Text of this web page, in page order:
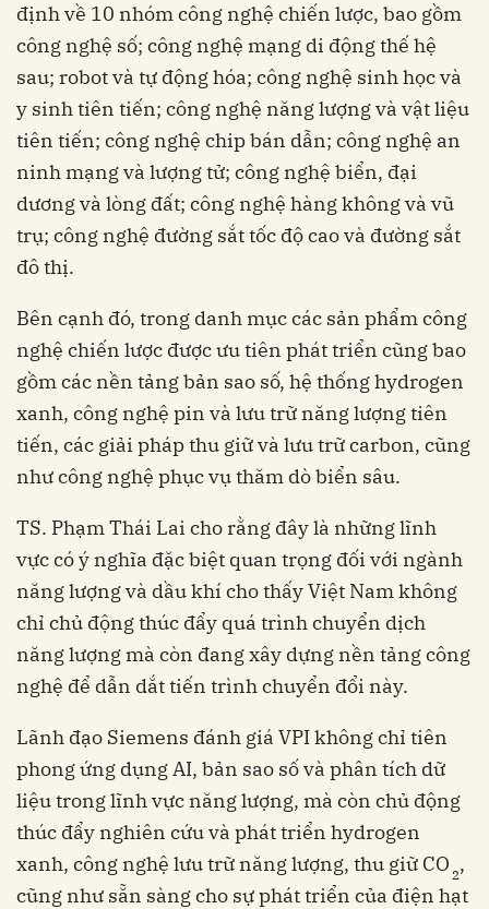
định về 10 nhóm công nghệ chiến lược, bao gồm
công nghệ số; công nghệ mạng di động thế hệ
sau; robot và tự động hóa; công nghệ sinh học và
y sinh tiên tiến; công nghệ năng lượng và vật liệu
tiên tiến; công nghệ chip bán dẫn; công nghệ an
ninh mạng và lượng tử; công nghệ biển, đại
dương và lòng đất; công nghệ hàng không và vũ
trụ; công nghệ đường sắt tốc độ cao và đường sắt
đô thị.
Bên cạnh đó, trong danh mục các sản phẩm công
nghệ chiến lược được ưu tiên phát triển cũng bao
gồm các nền tảng bản sao số, hệ thống hydrogen
xanh, công nghệ pin và lưu trữ năng lượng tiên
tiến, các giải pháp thu giữ và lưu trữ carbon, cũng
như công nghệ phục vụ thăm dò biển sâu.
TS. Phạm Thái Lai cho rằng đây là những lĩnh
vực có ý nghĩa đặc biệt quan trọng đối với ngành
năng lượng và dầu khí cho thấy Việt Nam không
chỉ chủ động thúc đẩy quá trình chuyển dịch
năng lượng mà còn đang xây dựng nền tảng công
nghệ để dẫn dắt tiến trình chuyển đổi này.
Lãnh đạo Siemens đánh giá VPI không chỉ tiên
phong ứng dụng AI, bản sao số và phân tích dữ
liệu trong lĩnh vực năng lượng, mà còn chủ động
thúc đẩy nghiên cứu và phát triển hydrogen
xanh, công nghệ lưu trữ năng lượng, thu giữ CO­ 2,
cũng như sẵn sàng cho sự phát triển của điện hạt